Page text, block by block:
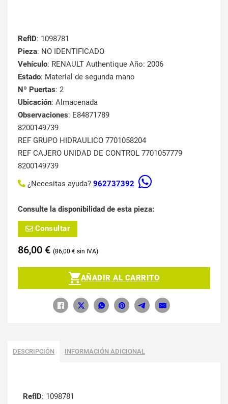
RefID: 1098781
Pieza: NO IDENTIFICADO
Vehículo: RENAULT Authentique Año: 2006
Estado: Material de segunda mano
Nº Puertas: 2
Ubicación: Almacenada
Observaciones: E84871789
8200149739
REF GRUPO HIDRAULICO 7701058204
REF CAJERO UNIDAD DE CONTROL 7701057779
8200149739
¿Necesitas ayuda? 962737392
Consulte la disponibilidad de esta pieza:
Consultar
86,00 € 86,00 €
AÑADIR AL CARRITO
DESCRIPCIÓN INFORMACIÓN ADICIONAL
RefID: 1098781